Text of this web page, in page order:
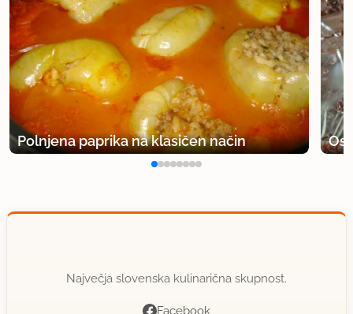
Polnjena paprika na klasičen način
Največja slovenska kulinarična skupnost.
Facebook